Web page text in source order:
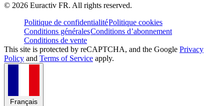
© 2026 Euractiv FR. All rights reserved.
Politique de confidentialitéPolitique cookies
Conditions généralesConditions d’abonnement
Conditions de vente
This site is protected by reCAPTCHA, and the Google Privacy
Policy and Terms of Service apply.
Français